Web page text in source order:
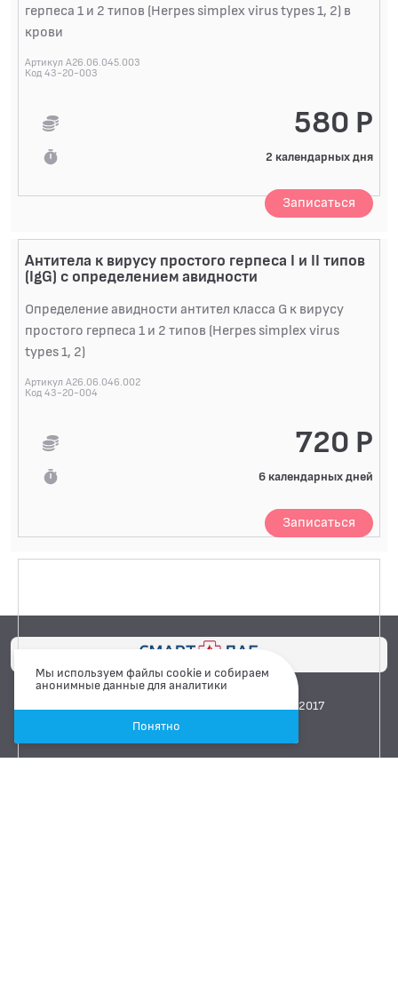
КОАГУЛОЛОГИЧЕСКИЕ ИССЛЕДОВАНИЯ
ЛЕКАРСТВЕННЫЙ МОНИТОРИНГ
ПЦР-ДИАГНОСТИКА ИНФЕКЦИЙ
герпеса 1 и 2 типов (Herpes simplex virus types 1, 2) в
крови
Артикул A26.06.045.003
Код 43-20-003
580 Р
2 календарных дня
Записаться
Антитела к вирусу простого герпеса I и II типов
(IgG) с определением авидности
Определение авидности антител класса G к вирусу
простого герпеса 1 и 2 типов (Herpes simplex virus
types 1, 2)
Артикул A26.06.046.002
Код 43-20-004
720 Р
6 календарных дней
Записаться
Лицензия №ЛО-66-01-004724 от 09.06.2017
ООО «СМАРТЛАБ» ИНН 6671069925
Мы используем файлы cookie и собираем
анонимные данные для аналитики
Понятно